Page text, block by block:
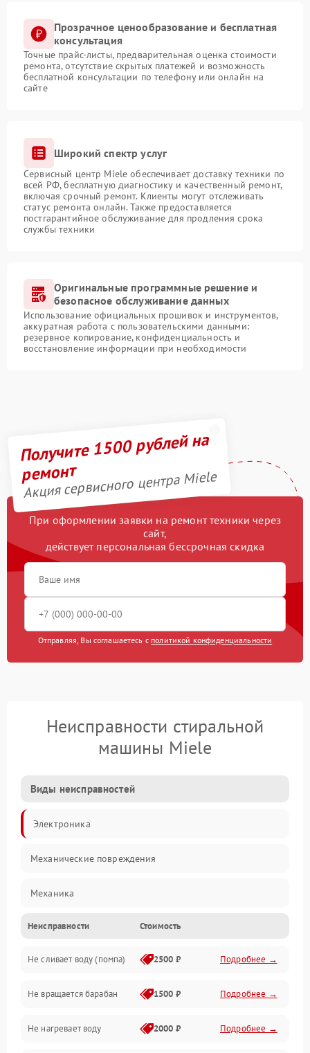
Прозрачное ценообразование и бесплатная
консультация
Точные прайс-листы, предварительная оценка стоимости
ремонта, отсутствие скрытых платежей и возможность
бесплатной консультации по телефону или онлайн на
сайте
Широкий спектр услуг
Сервисный центр Miele обеспечивает доставку техники по
всей РФ, бесплатную диагностику и качественный ремонт,
включая срочный ремонт. Клиенты могут отслеживать
статус ремонта онлайн. Также предоставляется
постгарантийное обслуживание для продления срока
службы техники
Оригинальные программные решение и
безопасное обслуживание данных
Использование официальных прошивок и инструментов,
аккуратная работа с пользовательскими данными:
резервное копирование, конфиденциальность и
восстановление информации при необходимости
Получите 1500 рублей на
ремонт
Акция сервисного центра Miele
При оформлении заявки на ремонт техники через
сайт,
действует персональная бессрочная скидка
Отправляя, Вы соглашаетесь с политикой конфиденциальности
Неисправности стиральной
машины Miele
Виды неисправностей
Электроника
Механические повреждения
Механика
Электропитание
Водоснабжение
Слив
Программное обеспечение
Неисправности Стоимость
Не сливает воду (помпа) 2500 ₽ Подробнее →
Не вращается барабан 1500 ₽ Подробнее →
Не нагревает воду 2000 ₽ Подробнее →